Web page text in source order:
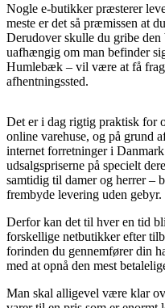
Nogle e-butikker præsterer
meste er det så præmissen at
Derudover skulle du gribe
uafhængig om man befinder
Humlebæk – vil være at få
afhentningssted.
Det er i dag rigtig praktisk for
online varehuse, og på grund
internet forretninger i
udsalgspriserne på specielt
samtidig til damer og herrer –
frembyde levering uden gebyr.
Derfor kan det til hver en tid
forskellige netbutikker efter
forinden du gennemfører din
med at opnå den mest
Man skal alligevel være klar